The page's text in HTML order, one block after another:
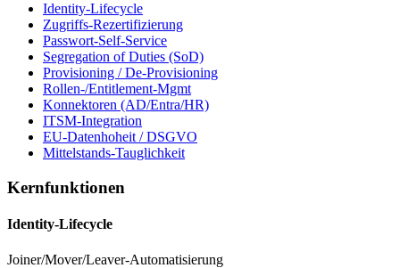
Identity-Lifecycle
Zugriffs-Rezertifizierung
Passwort-Self-Service
Segregation of Duties (SoD)
Provisioning / De-Provisioning
Rollen-/Entitlement-Mgmt
Konnektoren (AD/Entra/HR)
ITSM-Integration
EU-Datenhoheit / DSGVO
Mittelstands-Tauglichkeit
Kernfunktionen
Identity-Lifecycle
Joiner/Mover/Leaver-Automatisierung